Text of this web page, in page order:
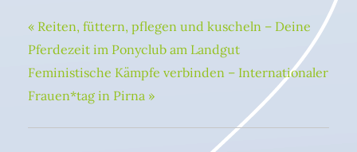
« Reiten, füttern, pflegen und kuscheln – Deine
Pferdezeit im Ponyclub am Landgut
Feministische Kämpfe verbinden – Internationaler
Frauen*tag in Pirna »